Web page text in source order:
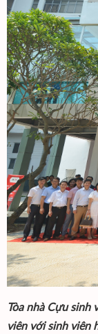
Tòa nhà Cựu sinh
viên với sinh viên